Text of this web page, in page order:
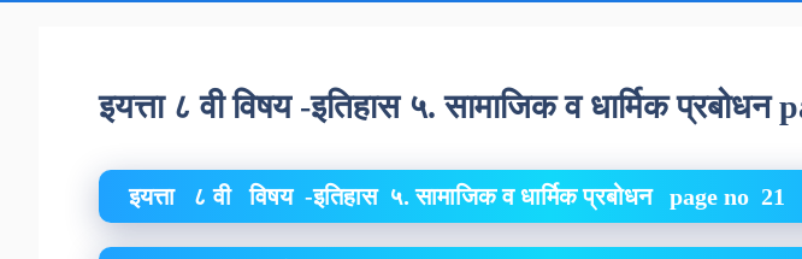
इयत्ता ८ वी विषय -इतिहास ५. सामाजिक व धार्मिक प्रबोधन
इयत्ता ८ वी विषय -इतिहास ५. सामाजिक व धार्मिक प्रबोधन page no 21